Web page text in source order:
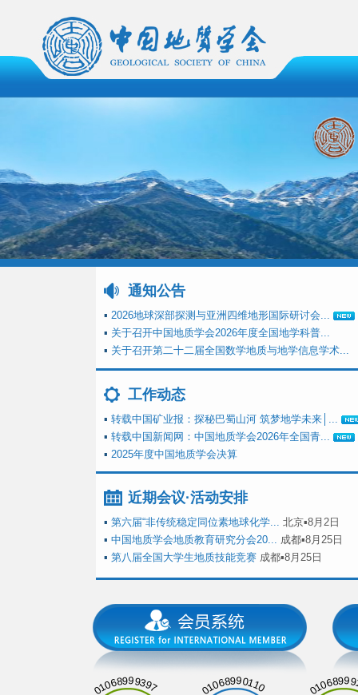
通知公告
▪ 2026地球深部探测与亚洲四维地形国际研讨会...
▪ 关于召开中国地质学会2026年度全国地学科普...
▪ 关于召开第二十二届全国数学地质与地学信息学术...
工作动态
▪ 转载中国矿业报：探秘巴蜀山河 筑梦地学未来│...
▪ 转载中国新闻网：中国地质学会2026年全国青...
▪ 2025年度中国地质学会决算
近期会议·活动安排
▪ 第六届“非传统稳定同位素地球化学... 北京▪8月2日
▪ 中国地质学会地质教育研究分会20... 成都▪8月25日
▪ 第八届全国大学生地质技能竞赛 成都▪8月25日